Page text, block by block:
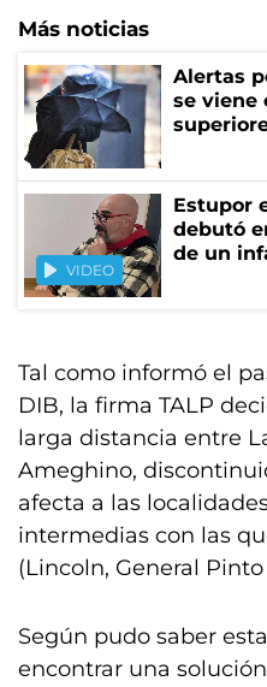
Más noticias
Alertas
se viene
VIDEO
Estupor
debutó
de un
Tal como informó el
DIB, la firma TALP
larga distancia entre
Ameghino,
afecta a las
intermedias con las
(Lincoln, General Pinto
Según pudo saber
encontrar una